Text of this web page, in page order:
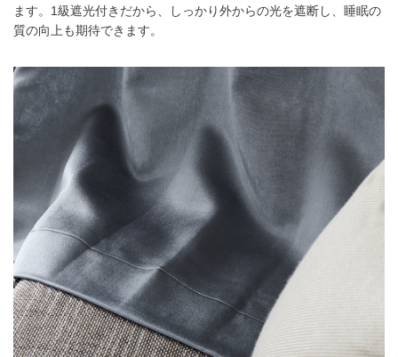
ます。1級遮光付きだから、しっかり外からの光を遮断し、睡眠の
質の向上も期待できます。